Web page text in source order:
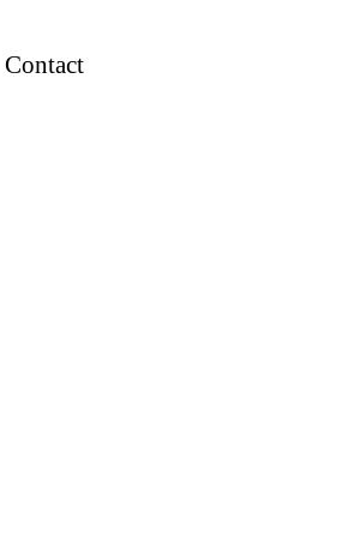
Contact